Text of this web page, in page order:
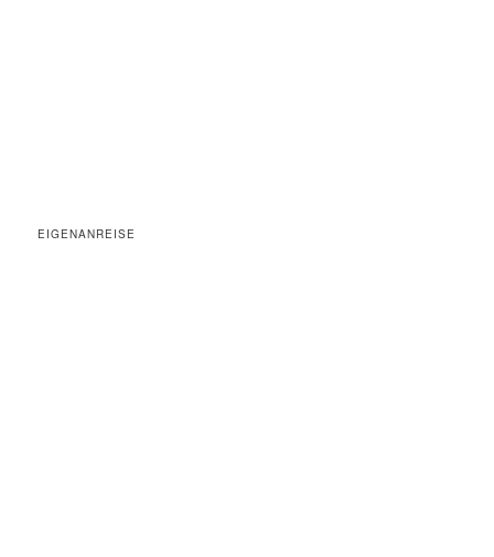
EIGENANREISE